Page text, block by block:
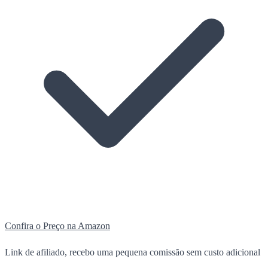
Confira o Preço na Amazon
Link de afiliado, recebo uma pequena comissão sem custo adicional